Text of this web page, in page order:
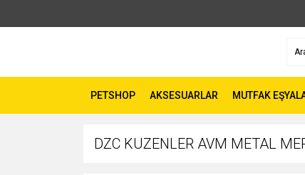
PETSHOP AKSESUARLAR MUTFAK
DZC KUZENLER AVM METAL